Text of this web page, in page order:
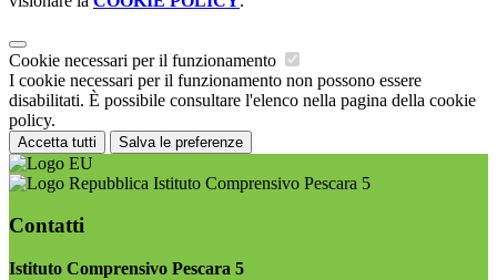
Cookie necessari per il funzionamento
I cookie necessari per il funzionamento non possono essere
disabilitati. È possibile consultare l'elenco nella pagina della cookie
policy.
Accetta tutti Salva le preferenze
Istituto Comprensivo Pescara 5
Contatti
Istituto Comprensivo Pescara 5